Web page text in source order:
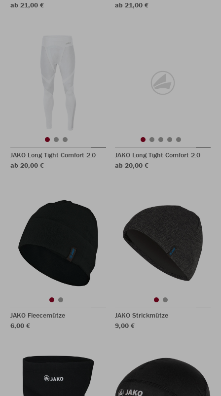
ab 21,00 €
ab 21,00 €
JAKO Long Tight Comfort 2.0
ab 20,00 €
JAKO Long Tight Comfort 2.0
ab 20,00 €
JAKO Fleecemütze
6,00 €
JAKO Strickmütze
9,00 €